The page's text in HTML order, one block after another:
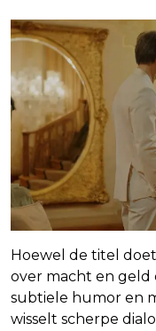
Hoewel de titel
over macht en geld
subtiele humor en
wisselt scherpe